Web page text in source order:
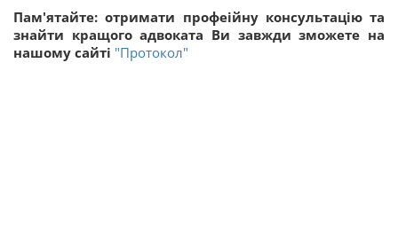
Пам'ятайте: отримати профеійну консультацію та
знайти кращого адвоката Ви завжди зможете на
нашому сайті "Протокол"